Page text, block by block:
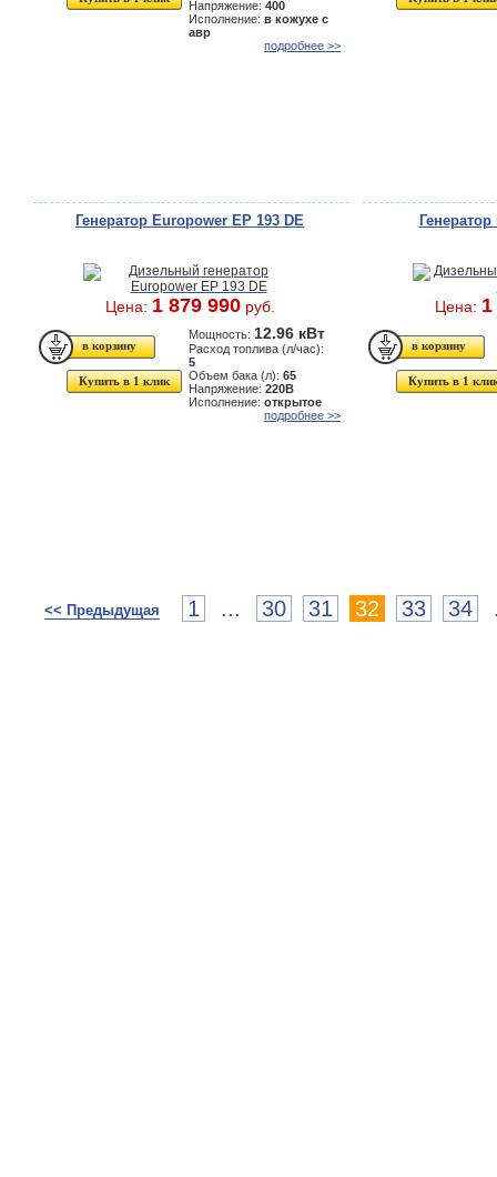
Напряжение: 400
Исполнение: в кожухе с
авр
подробнее >>
Генератор Europower EP 193 DE
Цена: 1 879 990руб.
Купить в 1 клик
Мощность: 12.96 кВт
Расход топлива (л/час):
5
Объем бака (л): 65
Напряжение: 220В
Исполнение: открытое
подробнее >>
Цена:
Купить в 1
<< Предыдущая 1 ... 30 31 32 33 34